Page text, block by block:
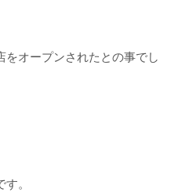
をオープンされたとの事でし
。